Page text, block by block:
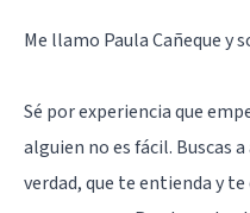
Me llamo Paula Cañeque y
Sé por experiencia que
alguien no es fácil. Buscas
verdad, que te entienda y